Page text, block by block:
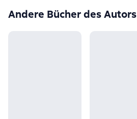
Andere Bücher des Autors